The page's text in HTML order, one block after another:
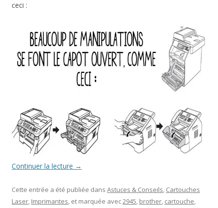
ceci :
Continuer la lecture →
Cette entrée a été publiée dans Astuces & Conseils, Cartouches
Laser, Imprimantes, et marquée avec2945, brother, cartouche,